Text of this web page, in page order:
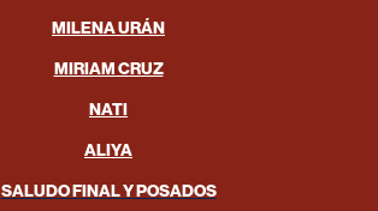
MILENA URÁN
MIRIAM CRUZ
NATI
ALIYA
SALUDO FINAL Y POSADOS